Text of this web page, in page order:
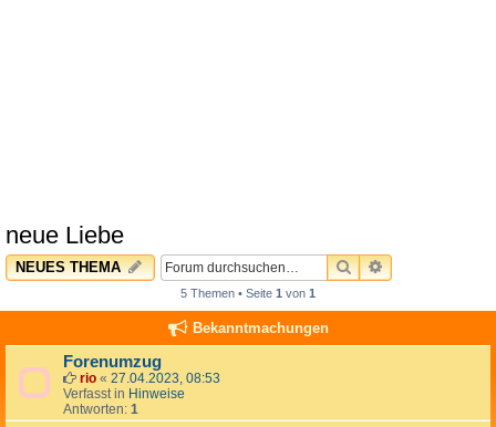
neue Liebe
NEUES THEMA SUCHEERWEITERTE
5 Themen • Seite 1 von 1
Bekanntmachungen
Forenumzug
rio « 27.04.2023, 08:53
Verfasst in Hinweise
Antworten: 1